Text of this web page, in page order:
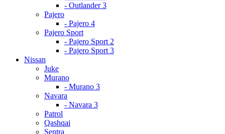
- Outlander 3
Pajero
- Pajero 4
Pajero Sport
- Pajero Sport 2
- Pajero Sport 3
Nissan
Juke
Murano
- Murano 3
Navara
- Navara 3
Patrol
Qashqai
Sentra